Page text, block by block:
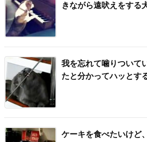
きながら遠吠えをする
我を忘れて噛りついて
たと分かってハッとす
ケーキを食べたいけど